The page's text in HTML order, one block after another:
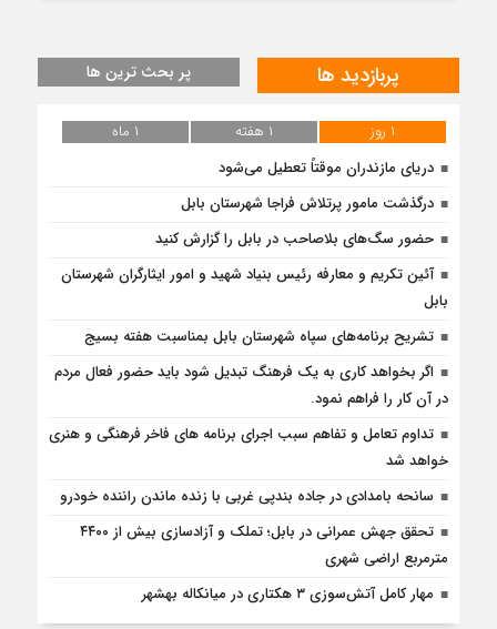
پربازدید ها پر بحث ترین ها
۱ روز ۱ هفته
۱ ماه
دریای مازندران موقتاً تعطیل می‌شود
درگذشت مامور پرتلاش فراجا شهرستان بابل
حضور سگ‌های بلاصاحب در بابل را ‌گزارش کنید
آئین تکریم و معارفه رئیس بنیاد شهید و امور ایثارگران شهرستان
بابل
تشریح برنامه‌های سپاه شهرستان بابل بمناسبت هفته بسیج
اگر بخواهد کاری به یک فرهنگ تبدیل شود باید حضور فعال مردم
در آن کار را فراهم نمود.
تداوم تعامل و تفاهم سبب اجرای برنامه های فاخر فرهنگی و هنری
خواهد شد
سانحه بامدادی در جاده بندپی غربی با زنده ماندن راننده خودرو
تحقق جهش عمرانی در بابل؛ تملک و آزادسازی بیش از ۴۴۰۰
مترمربع اراضی شهری
مهار کامل آتش‌سوزی ۳ هکتاری در میانکاله بهشهر